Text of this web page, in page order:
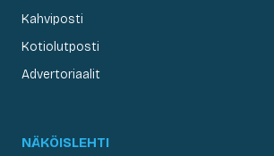
Kahviposti
Kotiolutposti
Advertoriaalit
NÄKÖISLEHTI